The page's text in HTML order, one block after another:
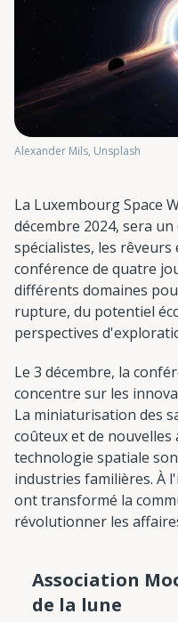
Alexander Mils, Unsplash
La Luxembourg Space
décembre 2024, sera
spécialistes, les rêveurs
conférence de quatre
différents domaines
rupture, du potentiel
perspectives
Le 3 décembre, la
concentre sur les
La miniaturisation des
coûteux et de
technologie spatiale
industries familières. À
ont transformé la
révolutionner les
Association
de la lune